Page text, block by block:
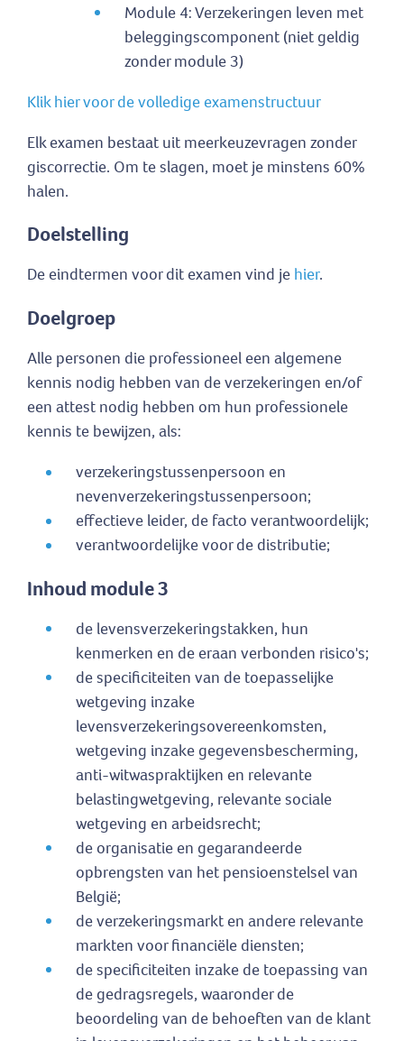
Module 4: Verzekeringen leven met
beleggingscomponent (niet geldig
zonder module 3)
Klik hier voor de volledige examenstructuur
Elk examen bestaat uit meerkeuzevragen zonder
giscorrectie. Om te slagen, moet je minstens 60%
halen.
Doelstelling
De eindtermen voor dit examen vind je hier.
Doelgroep
Alle personen die professioneel een algemene
kennis nodig hebben van de verzekeringen en/of
een attest nodig hebben om hun professionele
kennis te bewijzen, als:
verzekeringstussenpersoon en
nevenverzekeringstussenpersoon;
effectieve leider, de facto verantwoordelijk;
verantwoordelijke voor de distributie;
Inhoud module 3
de levensverzekeringstakken, hun
kenmerken en de eraan verbonden risico's;
de specificiteiten van de toepasselijke
wetgeving inzake
levensverzekeringsovereenkomsten,
wetgeving inzake gegevensbescherming,
anti-witwaspraktijken en relevante
belastingwetgeving, relevante sociale
wetgeving en arbeidsrecht;
de organisatie en gegarandeerde
opbrengsten van het pensioenstelsel van
België;
de verzekeringsmarkt en andere relevante
markten voor financiële diensten;
de specificiteiten inzake de toepassing van
de gedragsregels, waaronder de
beoordeling van de behoeften van de klant